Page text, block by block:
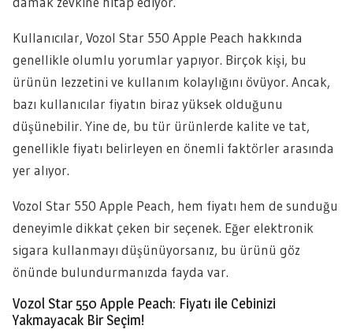
Kullanıcılar, Vozol Star 550 Apple Peach hakkında
genellikle olumlu yorumlar yapıyor. Birçok kişi, bu
ürünün lezzetini ve kullanım kolaylığını övüyor. Ancak,
bazı kullanıcılar fiyatın biraz yüksek olduğunu
düşünebilir. Yine de, bu tür ürünlerde kalite ve tat,
genellikle fiyatı belirleyen en önemli faktörler arasında
yer alıyor.
Vozol Star 550 Apple Peach, hem fiyatı hem de sunduğu
deneyimle dikkat çeken bir seçenek. Eğer elektronik
sigara kullanmayı düşünüyorsanız, bu ürünü göz
önünde bulundurmanızda fayda var.
Vozol Star 550 Apple Peach: Fiyatı ile Cebinizi
Yakmayacak Bir Seçim!